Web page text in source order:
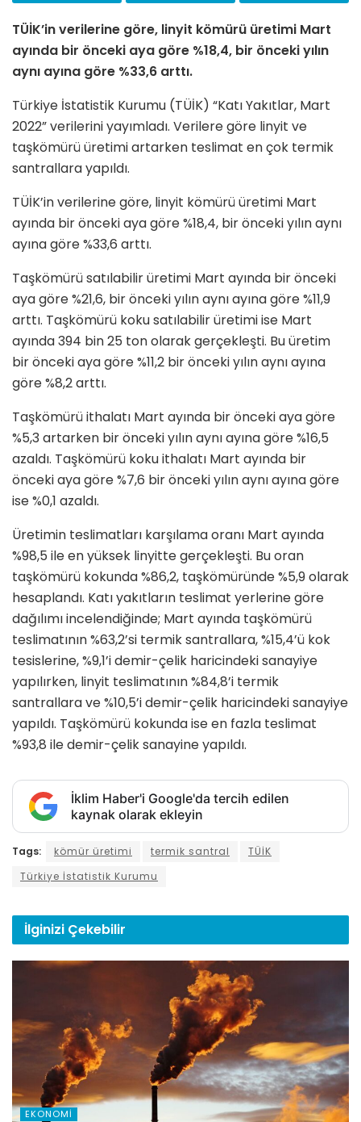
TÜİK’in verilerine göre, linyit kömürü üretimi Mart
ayında bir önceki aya göre %18,4, bir önceki yılın
aynı ayına göre %33,6 arttı.
Türkiye İstatistik Kurumu (TÜİK) “Katı Yakıtlar, Mart
2022” verilerini yayımladı. Verilere göre linyit ve
taşkömürü üretimi artarken teslimat en çok termik
santrallara yapıldı.
TÜİK’in verilerine göre, linyit kömürü üretimi Mart
ayında bir önceki aya göre %18,4, bir önceki yılın aynı
ayına göre %33,6 arttı.
Taşkömürü satılabilir üretimi Mart ayında bir önceki
aya göre %21,6, bir önceki yılın aynı ayına göre %11,9
arttı. Taşkömürü koku satılabilir üretimi ise Mart
ayında 394 bin 25 ton olarak gerçekleşti. Bu üretim
bir önceki aya göre %11,2 bir önceki yılın aynı ayına
göre %8,2 arttı.
Taşkömürü ithalatı Mart ayında bir önceki aya göre
%5,3 artarken bir önceki yılın aynı ayına göre %16,5
azaldı. Taşkömürü koku ithalatı Mart ayında bir
önceki aya göre %7,6 bir önceki yılın aynı ayına göre
ise %0,1 azaldı.
Üretimin teslimatları karşılama oranı Mart ayında
%98,5 ile en yüksek linyitte gerçekleşti. Bu oran
taşkömürü kokunda %86,2, taşkömüründe %5,9 olarak
hesaplandı. Katı yakıtların teslimat yerlerine göre
dağılımı incelendiğinde; Mart ayında taşkömürü
teslimatının %63,2’si termik santrallara, %15,4’ü kok
tesislerine, %9,1’i demir-çelik haricindeki sanayiye
yapılırken, linyit teslimatının %84,8’i termik
santrallara ve %10,5’i demir-çelik haricindeki sanayiye
yapıldı. Taşkömürü kokunda ise en fazla teslimat
%93,8 ile demir-çelik sanayine yapıldı.
İklim Haber'i Google'da tercih edilen
kaynak olarak ekleyin
Tags: kömür üretimi termik santral
TÜİK
Türkiye İstatistik Kurumu
İlginizi Çekebilir
EKONOMI